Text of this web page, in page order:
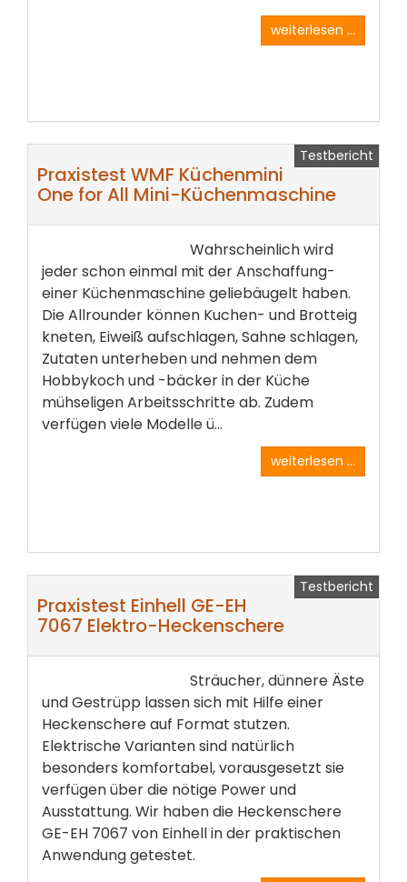
weiterlesen ...
Testbericht
Praxistest WMF Küchenmini
One for All Mini-Küchenmaschine
Wahrscheinlich wird
jeder schon einmal mit der Anschaffung­
einer Küchenmaschine geliebäugelt haben.
Die Allrounder können Kuchen- und Brotteig
kneten,­ Eiweiß aufschlagen, Sahne schlagen,
Zutaten unterheben­ und nehmen dem
Hobbykoch und -bäcker in der Küche
mühseligen Arbeitsschritte ab. Zudem
verfügen viele Modelle ü...
weiterlesen ...
Testbericht
Praxistest Einhell GE-EH
7067 Elektro-Heckenschere
Sträucher, dünnere Äste
und Gestrüpp lassen sich mit Hilfe einer
Heckenschere auf Format stutzen.
Elektrische­ Varianten sind natürlich
besonders komfortabel, vorausgesetzt sie
verfügen über die nötige Power und
Ausstattung.­ Wir haben die Heckenschere
GE-EH 7067 von Einhell in der praktischen
Anwendung getestet.